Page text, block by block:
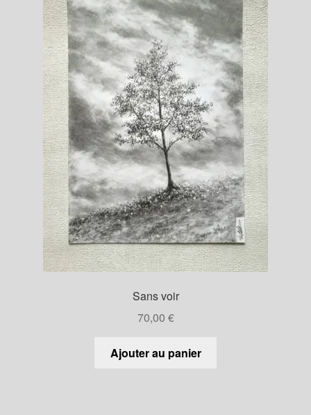
Sans voir
70,00 €
Ajouter au panier